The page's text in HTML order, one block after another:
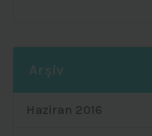
Arşiv
Haziran 2016